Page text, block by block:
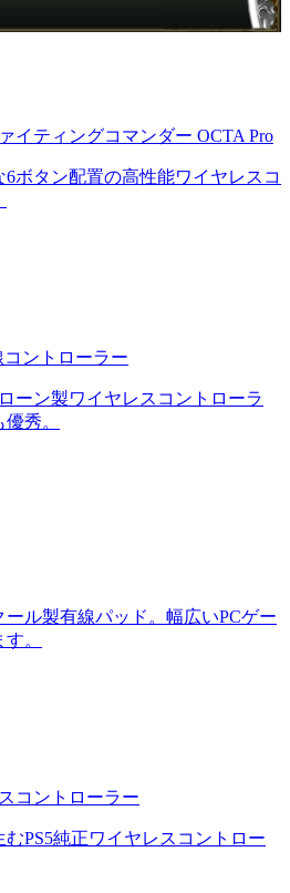
イティングコマンダー OCTA Pro
ボタン配置の高性能ワイヤレスコ
コントローラー
ーン製ワイヤレスコントローラ
秀。
ール製有線パッド。幅広いPCゲー
。
コントローラー
PS5純正ワイヤレスコントロー